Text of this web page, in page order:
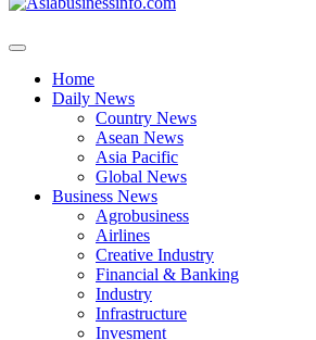
Home
Daily News
Country News
Asean News
Asia Pacific
Global News
Business News
Agrobusiness
Airlines
Creative Industry
Financial & Banking
Industry
Infrastructure
Invesment